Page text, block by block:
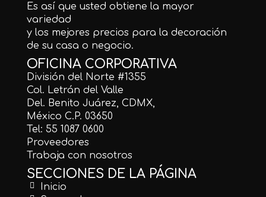
Es así que usted obtiene la mayor
variedad
y los mejores precios para la decoración
de su casa o negocio.
OFICINA CORPORATIVA
División del Norte #1355
Col. Letrán del Valle
Del. Benito Juárez, CDMX,
México C.P. 03650
Tel: 55 1087 0600
Proveedores
Trabaja con nosotros
SECCIONES DE LA PÁGINA
Inicio